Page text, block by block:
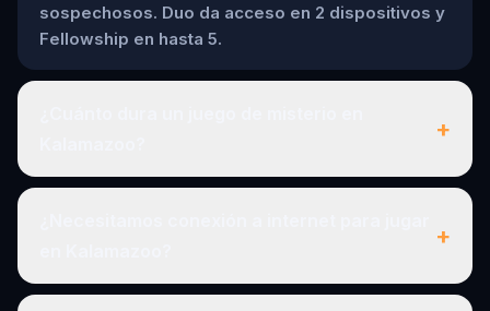
sospechosos. Duo da acceso en 2 dispositivos y
Fellowship en hasta 5.
+
+